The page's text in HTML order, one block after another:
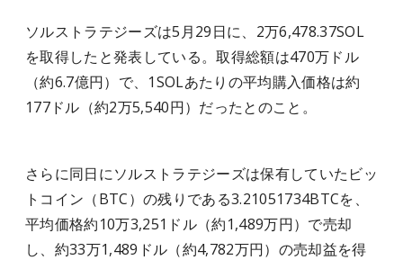
ソルストラテジーズは5月29日に、2万6,478.37SOL
を取得したと発表している。取得総額は470万ドル
（約6.7億円）で、1SOLあたりの平均購入価格は約
177ドル（約2万5,540円）だったとのこと。
さらに同日にソルストラテジーズは保有していたビッ
トコイン（BTC）の残りである3.21051734BTCを、
平均価格約10万3,251ドル（約1,489万円）で売却
し、約33万1,489ドル（約4,782万円）の売却益を得